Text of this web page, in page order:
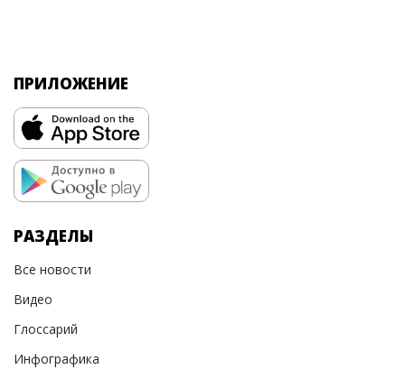
ПРИЛОЖЕНИЕ
РАЗДЕЛЫ
Все новости
Видео
Глоссарий
Инфографика